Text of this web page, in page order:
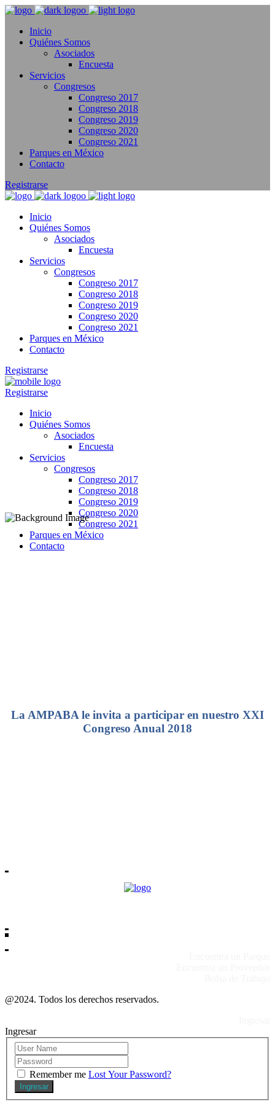
Inicio
Quiénes Somos
Asociados
Encuesta
Servicios
Congresos
Congreso 2017
Congreso 2018
Congreso 2019
Congreso 2020
Congreso 2021
Parques en México
Contacto
Registrarse
Inicio
Quiénes Somos
Asociados
Encuesta
Servicios
Congresos
Congreso 2017
Congreso 2018
Congreso 2019
Congreso 2020
Congreso 2021
Parques en México
Contacto
Registrarse
Registrarse
Inicio
Quiénes Somos
Asociados
Encuesta
Servicios
Congresos
Congreso 2017
Congreso 2018
Congreso 2019
Congreso 2020
Congreso 2021
Parques en México
Contacto
La AMPABA le invita a participar en nuestro XXI
Congreso Anual 2018
@2024. Todos los derechos reservados.
Ingresar
Remember me Lost Your Password?
Ingresar